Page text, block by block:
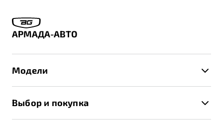
АРМАДА-АВТО
Модели
Выбор и покупка